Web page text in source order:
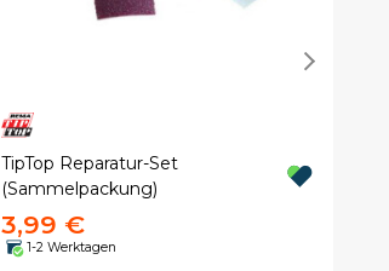
TipTop Reparatur-Set
(Sammelpackung)
3,99 €
1-2 Werktagen